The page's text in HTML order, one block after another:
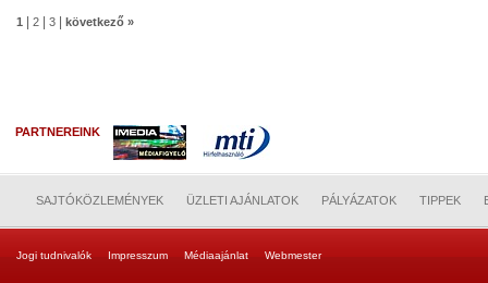
1 2 3 következő »
PARTNEREINK
SAJTÓKÖZLEMÉNYEK ÜZLETI AJÁNLATOK PÁLYÁZATOK TIPPEK
Jogi tudnivalók Impresszum Médiaajánlat Webmester